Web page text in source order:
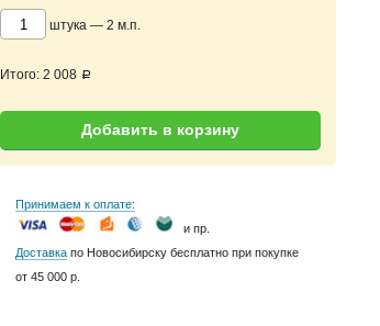
штука — 2 м.п.
Итого: 2 008 a
Добавить в корзину
Принимаем к оплате:
и пр.
Доставка по Новосибирску бесплатно при покупке
от 45 000 р.